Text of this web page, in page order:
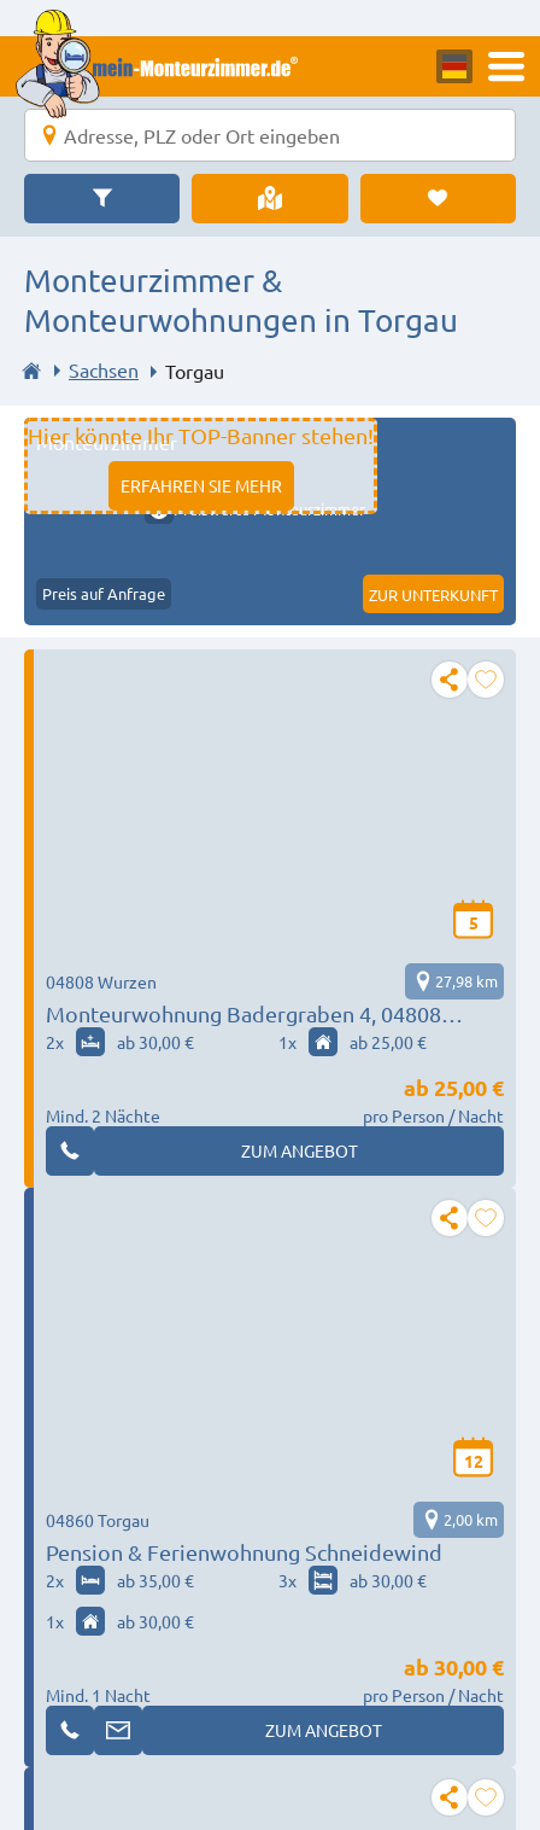
Monteurzimmer &
Monteurwohnungen in Torgau
Sachsen Torgau
Hier könnte Ihr TOP-Banner stehen!
ERFAHREN SIE MEHR
Monteurzimmer
11333 fulda
Preiswerte Monteurzimmer
Preis auf Anfrage ZUR UNTERKUNFT
5
Monteurwohnung Badergraben 4, 04808
Wurzen
04808 Wurzen 27,98 km
2x ab 30,00 € 1x ab 25,00 €
Mind. 2 Nächte
ab 25,00 €
pro Person / Nacht
ZUM ANGEBOT
12
Pension & Ferienwohnung Schneidewind
04860 Torgau 2,00 km
2x ab 35,00 € 3x
ab 30,00 €
1x ab 30,00 €
Mind. 1 Nacht
ab 30,00 €
pro Person / Nacht
ZUM ANGEBOT